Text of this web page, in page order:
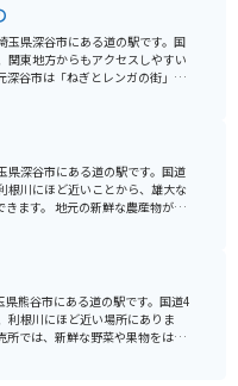
玉県深谷市にある道の駅です。国
関東地方からもアクセスしやすい
駅 はなぞのでは、深谷ねぎを使
が豊富に販売されています。ま
では、深谷ねぎを使用したメニュ
ぎをふんだんに使った「深谷ねぎ
はなぞのの看板メニューとしてお
意が必要です。道の駅 はなぞのは
、自然豊かな観光スポットもあ
県深谷市にある道の駅です。国道
根川にほど近いことから、雄大な
な農産物が人
くて太く、お土産に最適です。
信号が少なく、景色も開けている
おすすめです。道の駅周辺には、
、歴史散策も楽しめます。
熊谷市にある道の駅です。国道4
利根川にほど近い場所にありま
醤油などが販売されています。